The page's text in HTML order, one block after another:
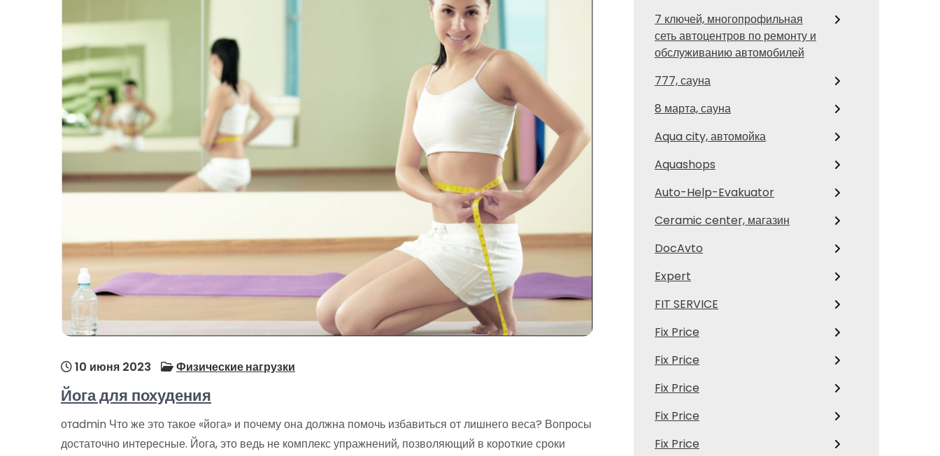
10 июня 2023 Физические нагрузки
Йога для похудения
отadmin Что же это такое «йога» и почему она должна помочь избавиться от лишнего веса? Вопросы
достаточно интересные. Йога, это ведь не комплекс упражнений, позволяющий в короткие сроки
7 ключей, многопрофильная
сеть автоцентров по ремонту и
обслуживанию автомобилей
777, сауна
8 марта, сауна
Aqua city, автомойка
Aquashops
Auto-Help-Evakuator
Ceramic center, магазин
DocAvto
Expert
FIT SERVICE
Fix Price
Fix Price
Fix Price
Fix Price
Fix Price